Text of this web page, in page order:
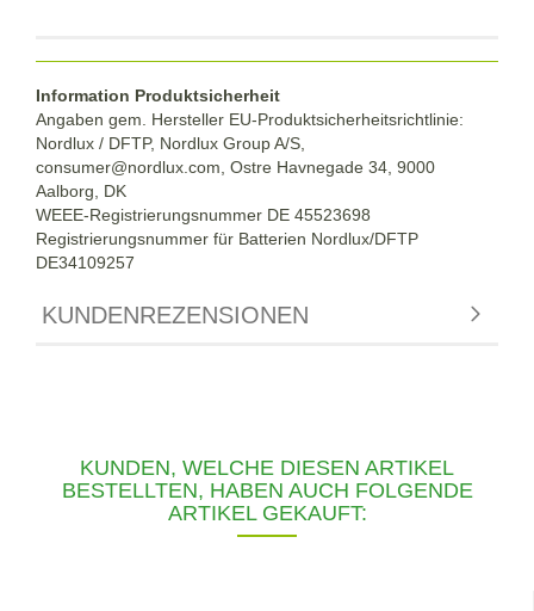
Information Produktsicherheit
Angaben gem. Hersteller EU-Produktsicherheitsrichtlinie:
Nordlux / DFTP, Nordlux Group A/S,
consumer@nordlux.com, Ostre Havnegade 34, 9000
Aalborg, DK
WEEE-Registrierungsnummer DE 45523698
Registrierungsnummer für Batterien Nordlux/DFTP
DE34109257
KUNDENREZENSIONEN
KUNDEN, WELCHE DIESEN ARTIKEL
BESTELLTEN, HABEN AUCH FOLGENDE
ARTIKEL GEKAUFT: